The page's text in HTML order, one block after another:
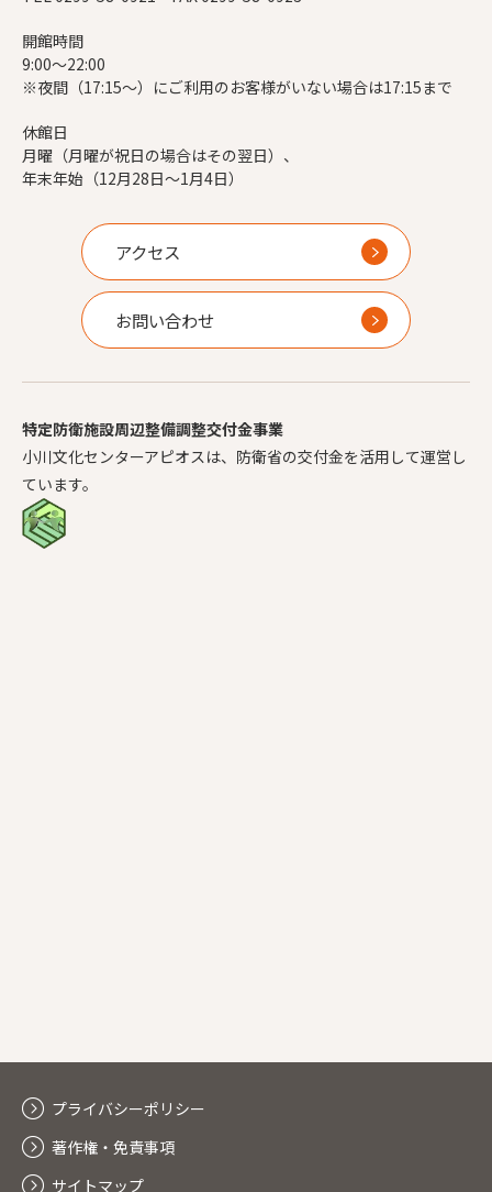
開館時間
9:00～22:00
※夜間（17:15～）にご利用のお客様がいない場合は17:15まで
休館日
月曜（月曜が祝日の場合はその翌日）、
年末年始（12月28日～1月4日）
アクセス
お問い合わせ
特定防衛施設周辺整備調整交付金事業
小川文化センターアピオスは、防衛省の交付金を活用して運営し
ています。
プライバシーポリシー
著作権・免責事項
サイトマップ